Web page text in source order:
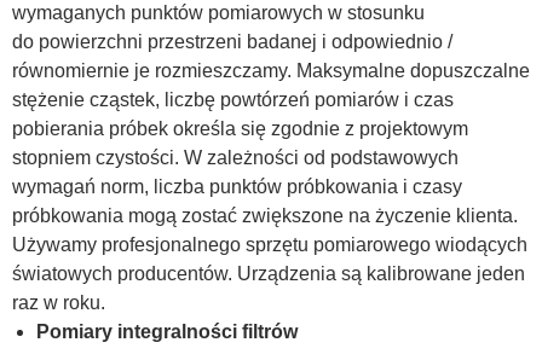
wymaganych punktów pomiarowych w stosunku
do powierzchni przestrzeni badanej i odpowiednio /
równomiernie je rozmieszczamy. Maksymalne dopuszczalne
stężenie cząstek, liczbę powtórzeń pomiarów i czas
pobierania próbek określa się zgodnie z projektowym
stopniem czystości. W zależności od podstawowych
wymagań norm, liczba punktów próbkowania i czasy
próbkowania mogą zostać zwiększone na życzenie klienta.
Używamy profesjonalnego sprzętu pomiarowego wiodących
światowych producentów. Urządzenia są kalibrowane jeden
raz w roku.
Pomiary integralności filtrów